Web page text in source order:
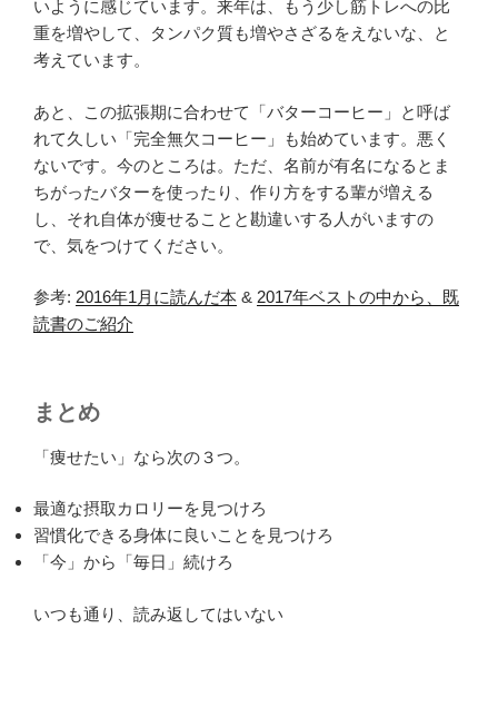
いように感じています。来年は、もう少し筋トレへの比
重を増やして、タンパク質も増やさざるをえないな、と
考えています。
あと、この拡張期に合わせて「バターコーヒー」と呼ば
れて久しい「完全無欠コーヒー」も始めています。悪く
ないです。今のところは。ただ、名前が有名になるとま
ちがったバターを使ったり、作り方をする輩が増える
し、それ自体が痩せることと勘違いする人がいますの
で、気をつけてください。
参考: 2016年1月に読んだ本 & 2017年ベストの中から、既
読書のご紹介
まとめ
「痩せたい」なら次の３つ。
最適な摂取カロリーを見つけろ
習慣化できる身体に良いことを見つけろ
「今」から「毎日」続けろ
いつも通り、読み返してはいない